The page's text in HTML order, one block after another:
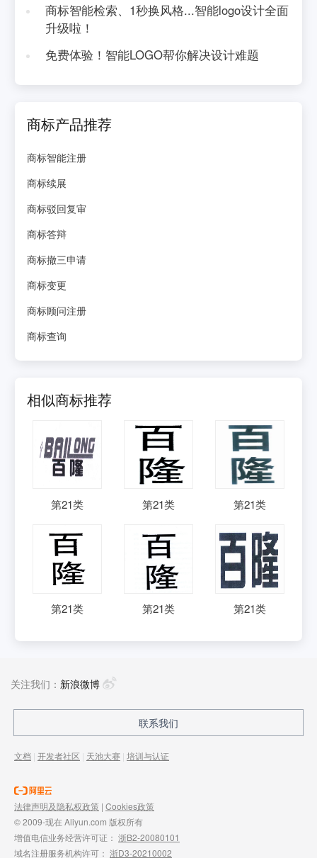
商标智能检索、1秒换风格...智能logo设计全面
升级啦！
免费体验！智能LOGO帮你解决设计难题
商标产品推荐
商标智能注册
商标续展
商标驳回复审
商标答辩
商标撤三申请
商标变更
商标顾问注册
商标查询
相似商标推荐
第21类 第21类 第21类
第21类 第21类 第21类